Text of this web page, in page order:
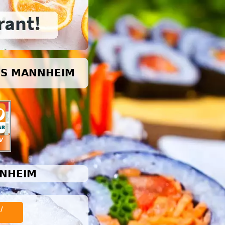
MANNHEIM